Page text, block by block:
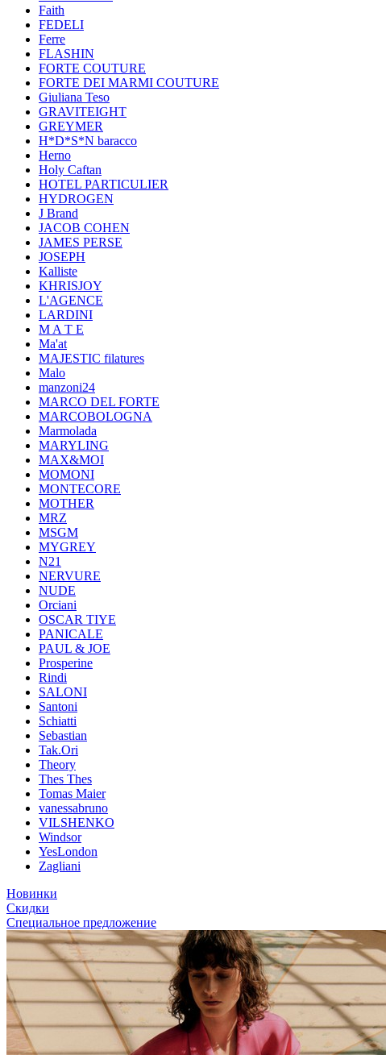
Faith
FEDELI
Ferre
FLASHIN
FORTE COUTURE
FORTE DEI MARMI COUTURE
Giuliana Teso
GRAVITEIGHT
GREYMER
H*D*S*N baracco
Herno
Holy Caftan
HOTEL PARTICULIER
HYDROGEN
J Brand
JACOB COHEN
JAMES PERSE
JOSEPH
Kalliste
KHRISJOY
L'AGENCE
LARDINI
M A T E
Ma'at
MAJESTIC filatures
Malo
manzoni24
MARCO DEL FORTE
MARCOBOLOGNA
Marmolada
MARYLING
MAX&MOI
MOMONI
MONTECORE
MOTHER
MRZ
MSGM
MYGREY
N21
NERVURE
NUDE
Orciani
OSCAR TIYE
PANICALE
PAUL & JOE
Prosperine
Rindi
SALONI
Santoni
Schiatti
Sebastian
Tak.Ori
Theory
Thes Thes
Tomas Maier
vanessabruno
VILSHENKO
Windsor
YesLondon
Zagliani
Новинки
Скидки
Специальное предложение